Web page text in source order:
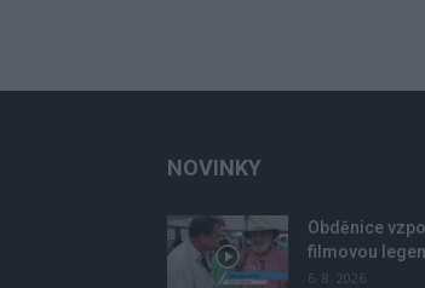
NOVINKY
Obděnice
filmovou
6. 8. 2026